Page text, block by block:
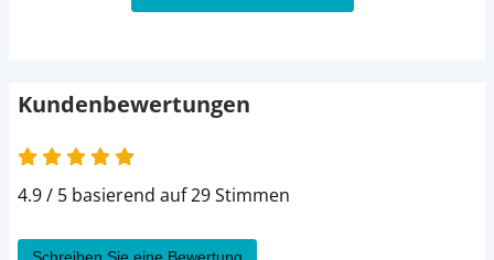
Kundenbewertungen
4.9 / 5 basierend auf 29 Stimmen